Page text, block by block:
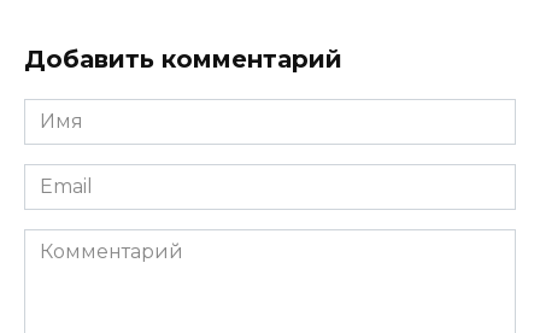
Добавить комментарий
Имя
*
Email
*
Комментарий